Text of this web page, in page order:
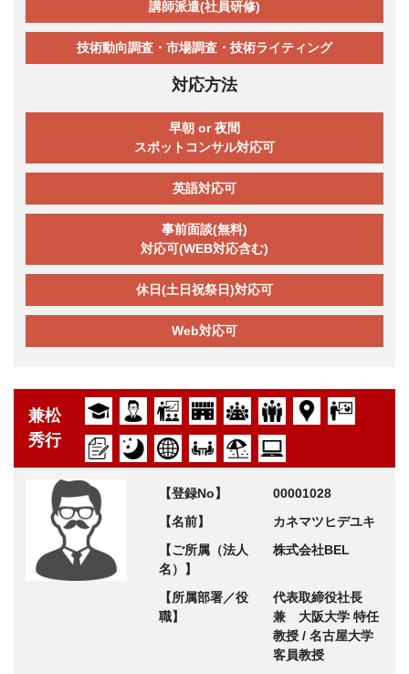
講師派遣(社員研修)
技術動向調査・市場調査・技術ライティング
対応方法
早朝 or 夜間
スポットコンサル対応可
英語対応可
事前面談(無料)
対応可(WEB対応含む)
休日(土日祝祭日)対応可
Web対応可
兼松
秀行
【登録No】
00001028
【名前】
カネマツヒデユキ
【ご所属（法人
名）】
株式会社BEL
【所属部署／役
職】
代表取締役社長
兼 大阪大学 特任
教授 / 名古屋大学
客員教授